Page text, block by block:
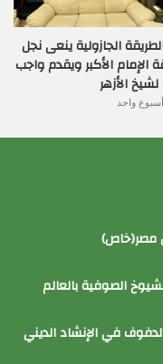
الجازولية ينعى نجل
الإمام الأكبر ويقدم واجب
لشيخ الأزهر
واحد
مصر(خاص)
الصوفية بالعالم
في الإنشاد الديني